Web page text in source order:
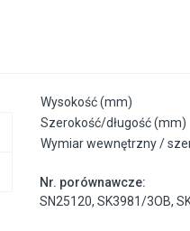
Wysokość (mm)
Szerokość/długość (mm)
Wymiar wewnętrzny /
Nr. porównawcze:
SN25120,SK3981/3OB,